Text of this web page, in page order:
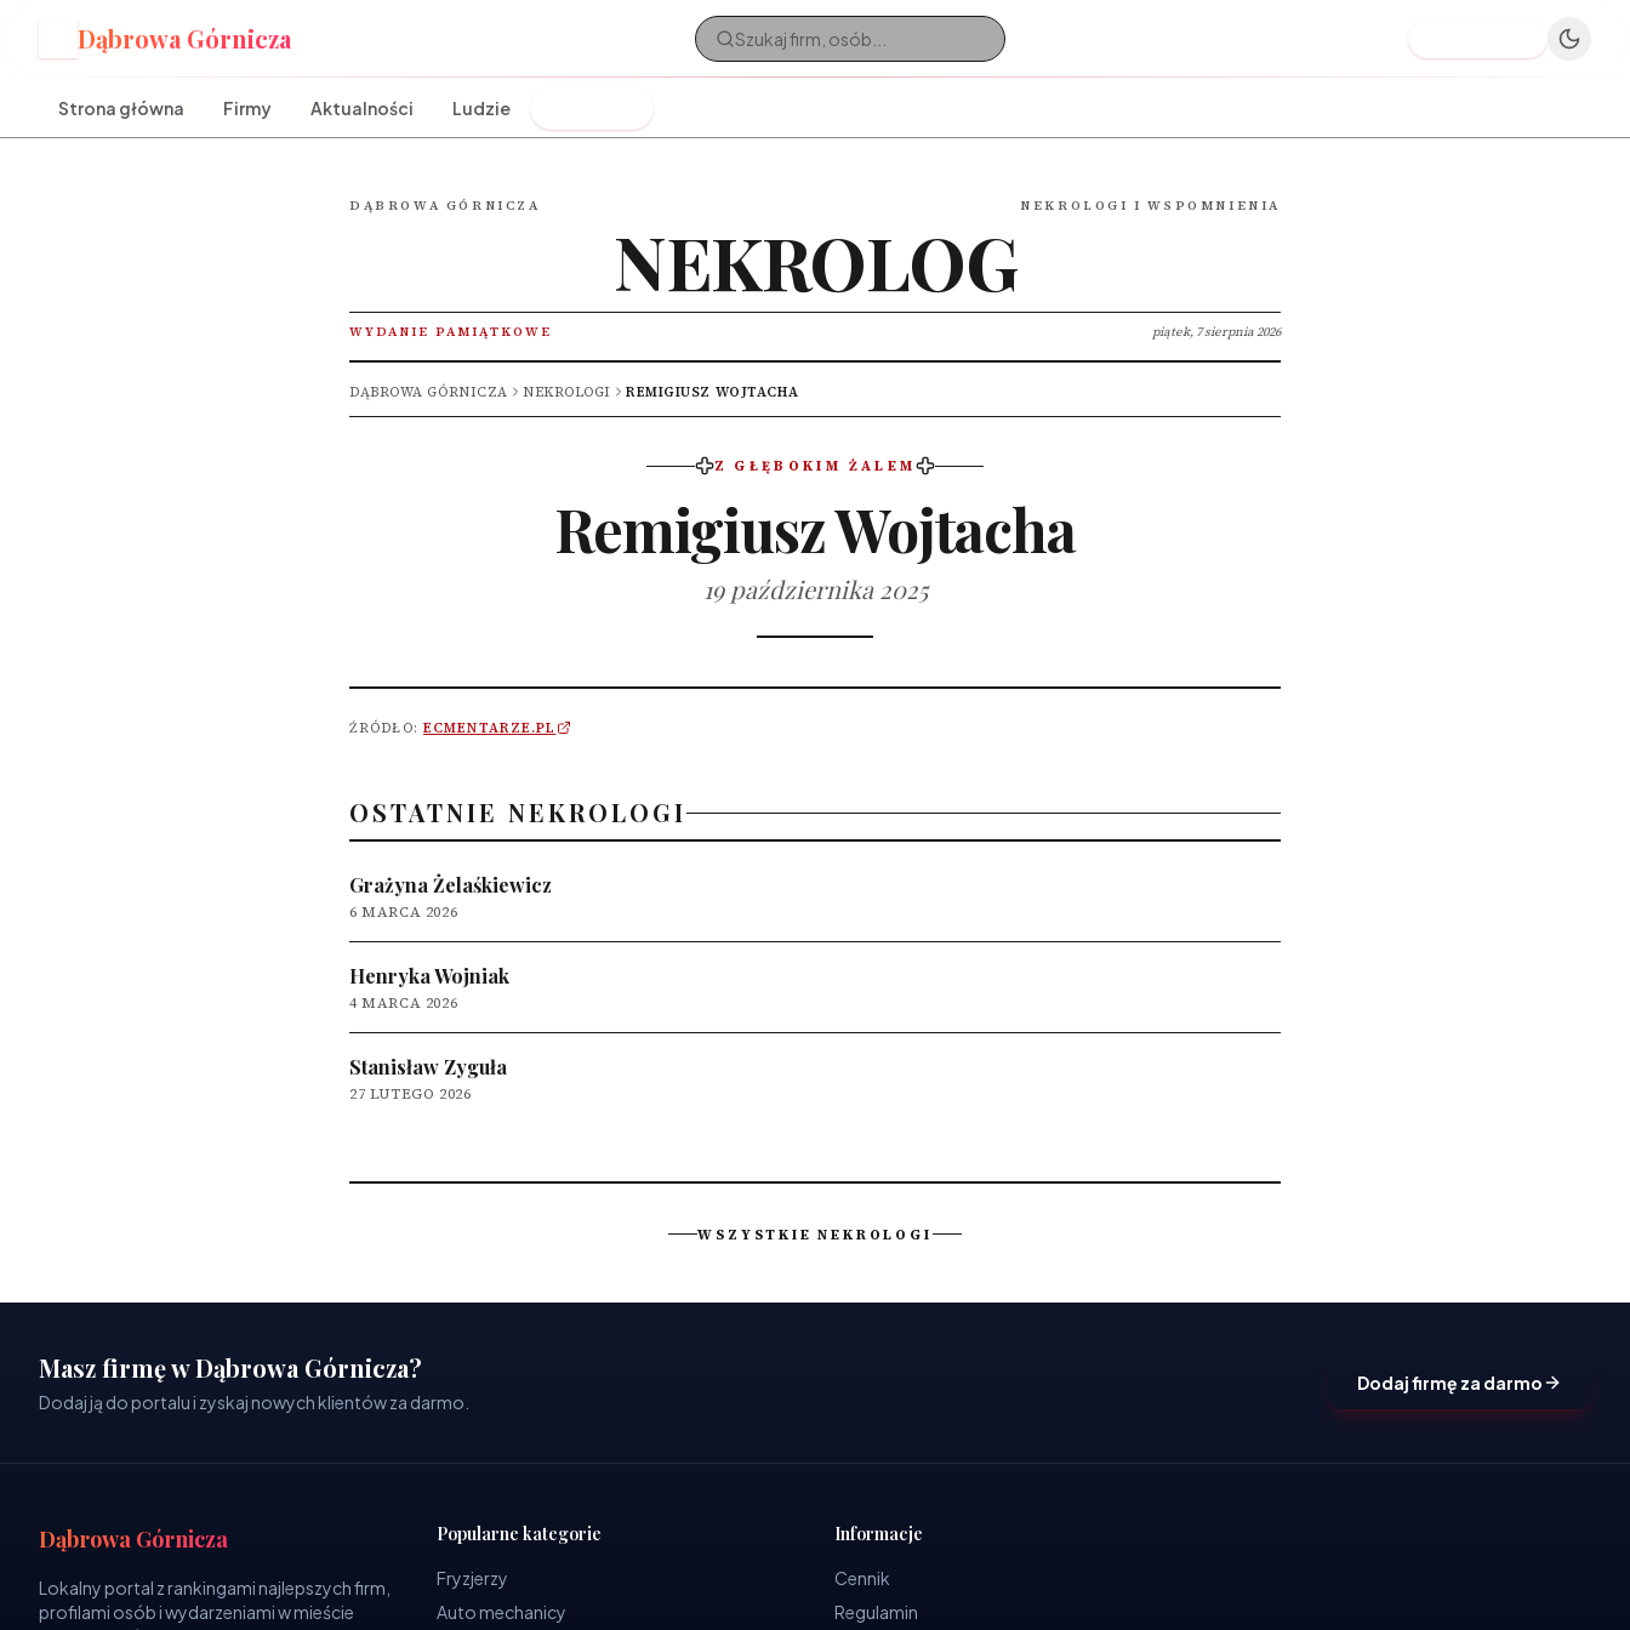
Dąbrowa Górnicza
Strona główna Firmy Aktualności Ludzie
DĄBROWA GÓRNICZA NEKROLOGI I WSPOMNIENIA
NEKROLOG
WYDANIE PAMIĄTKOWE piątek, 7 sierpnia 2026
DĄBROWA GÓRNICZA NEKROLOGI REMIGIUSZ WOJTACHA
Z GŁĘBOKIM ŻALEM
Remigiusz Wojtacha
19 października 2025
ŹRÓDŁO: ECMENTARZE.PL
OSTATNIE NEKROLOGI
Grażyna Żelaśkiewicz
6 MARCA 2026
Henryka Wojniak
4 MARCA 2026
Stanisław Zyguła
27 LUTEGO 2026
WSZYSTKIE NEKROLOGI
Masz firmę w Dąbrowa Górnicza?
Dodaj ją do portalu i zyskaj nowych klientów za darmo.
Dodaj firmę za darmo
Dąbrowa Górnicza
Lokalny portal z rankingami najlepszych firm,
profilami osób i wydarzeniami w mieście
Popularne kategorie
Fryzjerzy
Auto mechanicy
Informacje
Cennik
Regulamin